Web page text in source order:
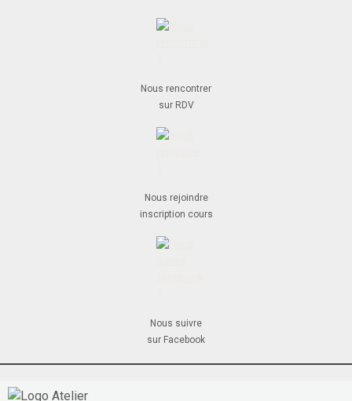
Nous rencontrer
sur RDV
Nous rejoindre
inscription cours
Nous suivre
sur Facebook